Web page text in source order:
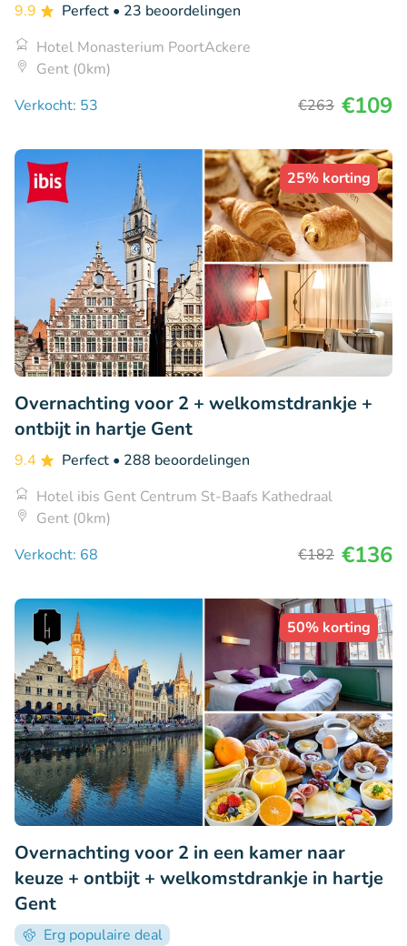
9.9 Perfect • 23 beoordelingen
Hotel Monasterium PoortAckere
Gent (0km)
Verkocht: 53
€263 €109
25% korting
Overnachting voor 2 + welkomstdrankje +
ontbijt in hartje Gent
9.4 Perfect • 288 beoordelingen
Hotel ibis Gent Centrum St-Baafs Kathedraal
Gent (0km)
Verkocht: 68
€182 €136
50% korting
Overnachting voor 2 in een kamer naar
keuze + ontbijt + welkomstdrankje in hartje
Gent
Erg populaire deal